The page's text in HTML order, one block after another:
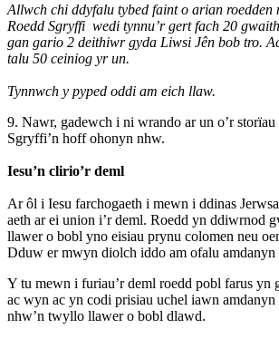
Allwch chi ddyfalu tybed faint o arian roedden
Roedd Sgryffi wedi tynnu’r gert fach 20
gan gario 2 deithiwr gyda Liwsi Jên bob tro.
talu 50 ceiniog yr un.
Tynnwch y pyped oddi am eich llaw.
9. Nawr, gadewch i ni wrando ar un o’r storïau
Sgryffi’n hoff ohonyn nhw.
Iesu’n clirio’r deml
Ar ôl i Iesu farchogaeth i mewn i ddinas
aeth ar ei union i’r deml. Roedd yn ddiwrnod
llawer o bobl yno eisiau prynu colomen neu
Dduw er mwyn diolch iddo am ofalu amdanyn
Y tu mewn i furiau’r deml roedd pobl farus yn
ac wyn ac yn codi prisiau uchel iawn amdanyn
nhw’n twyllo llawer o bobl dlawd.